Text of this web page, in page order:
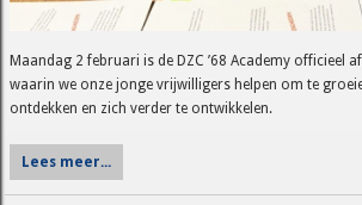
Maandag 2 februari is de DZC ’68 Academy officieel
waarin we onze jonge vrijwilligers helpen om te
ontdekken en zich verder te ontwikkelen.
Lees meer...